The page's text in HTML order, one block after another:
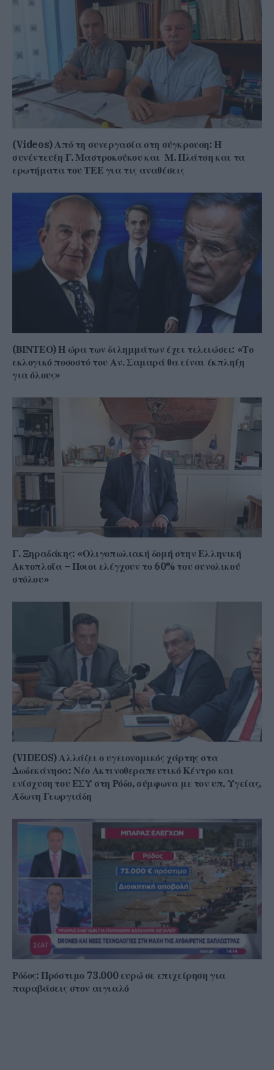
(Videos) Από τη συνεργασία στη σύγκρουση: Η
συνέντευξη Γ. Μαστροκούκου και Μ. Πλάτση και τα
ερωτήματα του ΤΕΕ για τις αναθέσεις
(ΒΙΝΤΕΟ) Η ώρα των διλημμάτων έχει τελειώσει: «Το
εκλογικό ποσοστό του Αν. Σαμαρά θα είναι έκπληξη
για όλους»
Γ. Ξηραδάκης: «Ολιγοπωλιακή δομή στην Ελληνική
Ακτοπλοΐα – Ποιοι ελέγχουν το 60% του συνολικού
στόλου»
(VIDEOS) Αλλάζει ο υγειονομικός χάρτης στα
Δωδεκάνησα: Νέο Ακτινοθεραπευτικό Κέντρο και
ενίσχυση του ΕΣΥ στη Ρόδο, σύμφωνα με τον υπ. Υγείας,
Άδωνη Γεωργιάδη
Ρόδος: Πρόστιμο 73.000 ευρώ σε επιχείρηση για
παραβάσεις στον αιγιαλό